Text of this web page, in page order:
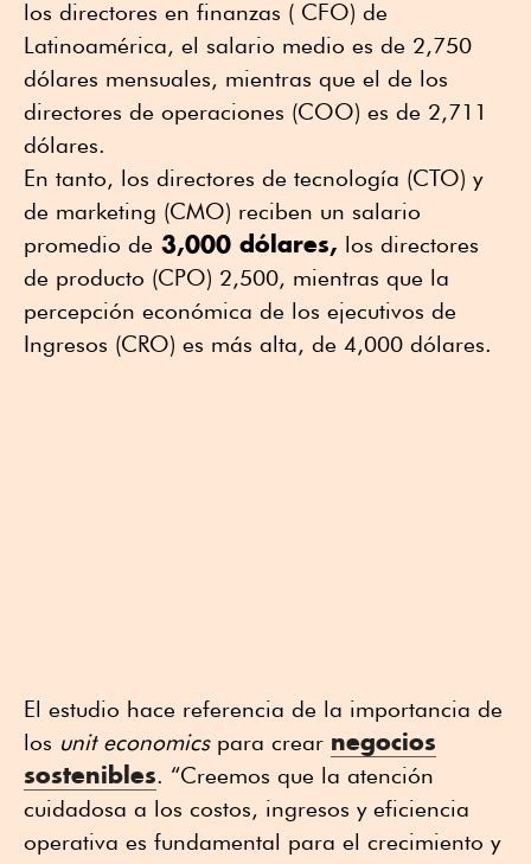
los directores en finanzas ( CFO) de
Latinoamérica, el salario medio es de 2,750
dólares mensuales, mientras que el de los
directores de operaciones (COO) es de 2,711
dólares.
En tanto, los directores de tecnología (CTO) y
de marketing (CMO) reciben un salario
promedio de 3,000 dólares, los directores
de producto (CPO) 2,500, mientras que la
percepción económica de los ejecutivos de
Ingresos (CRO) es más alta, de 4,000 dólares.
El estudio hace referencia de la importancia de
los unit economicspara crear negocios
sostenibles. “Creemos que la atención
cuidadosa a los costos, ingresos y eficiencia
operativa es fundamental para el crecimiento y